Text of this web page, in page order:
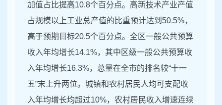
加值占比提高10.8个百分点。高新技术产业产值
占规模以上工业总产值的比重预计达到50.5%，
高于预期目标20.5个百分点。全区一般公共预算
收入年均增长14.1%，其中区级一般公共预算收
入年均增长16.3%，总量在全市的排名较“十一
五”末上升两位。城镇和农村居民人均可支配收
入年均增长均超过10%，农村居民收入增速连续